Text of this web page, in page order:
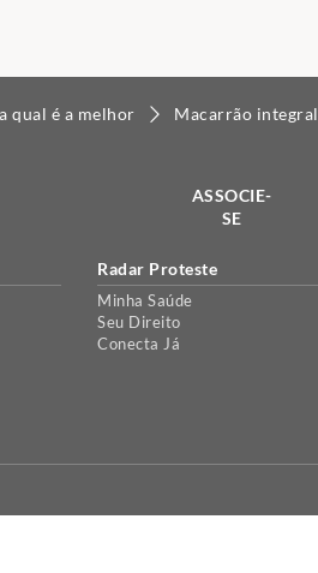
qual é a melhor Macarrão integral
ASSOCIE-
SE
Radar Proteste
Minha Saúde
Seu Direito
Conecta Já